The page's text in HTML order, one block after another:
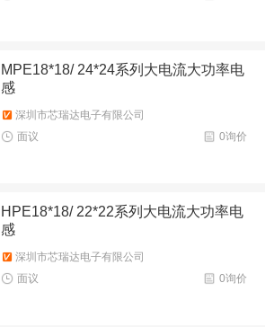
MPE18*18/ 24*24系列大电流大功率电
感
深圳市芯瑞达电子有限公司
0询价
面议
HPE18*18/ 22*22系列大电流大功率电
感
深圳市芯瑞达电子有限公司
0询价
面议